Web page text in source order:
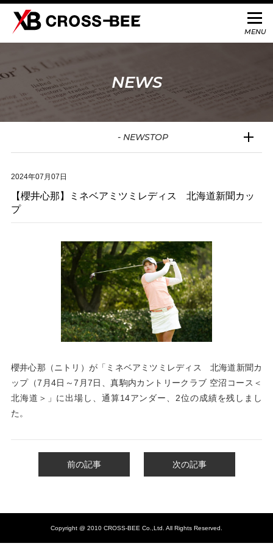
NEWS
2024年07月07日
【櫻井心那】ミネベアミツミレディス 北海道新聞カッ
プ
櫻井心那（ニトリ）が「ミネベアミツミレディス 北海道新聞カ
ップ（7月4日～7月7日、真駒内カントリークラブ 空沼コース＜
北海道＞ 」に出場し、通算14アンダー、2位の成績を残しまし
た。
前の記事 次の記事
- NEWSTOP
Copyright @ 2010 CROSS-BEE Co.,Ltd. All Rights Reserved.